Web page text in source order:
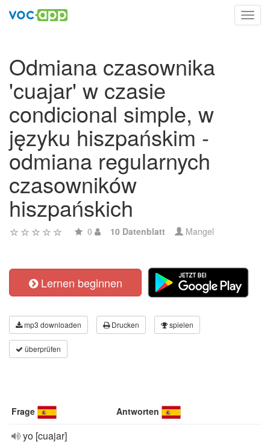
Odmiana czasownika
'cuajar' w czasie
condicional simple, w
języku hiszpańskim -
odmiana regularnych
czasowników
hiszpańskich
0 10 Datenblatt Mangel
Lernen beginnen
mp3 downloaden Drucken spielen
überprüfen
Frage Antworten
yo [cuajar]